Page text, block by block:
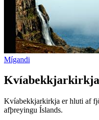
Mígandi
Kvíabekkjarkirkja
Kvíabekkjarkirkja er hluti af
afþreyingu Íslands.